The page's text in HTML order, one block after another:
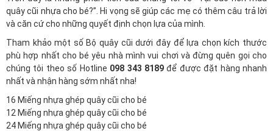
quây cũi nhựa cho bé?”. Hi vọng sẽ giúp các mẹ có thêm câu trả lời
và căn cứ cho những quyết định chọn lựa của mình.
Tham khảo một số Bộ quây cũi dưới đây để lựa chọn kích thước
phù hợp nhất cho bé yêu nhà mình vui chơi và đừng quên gọi cho
chúng tôi theo số Hotline 098 343 8189để được đặt hàng nhanh
nhất và nhận hàng sớm nhất nha!
16 Miếng nhựa ghép quây cũi cho bé
12 Miếng nhựa ghép quây cũi cho bé
24 Miếng nhựa ghép quây cũi cho bé